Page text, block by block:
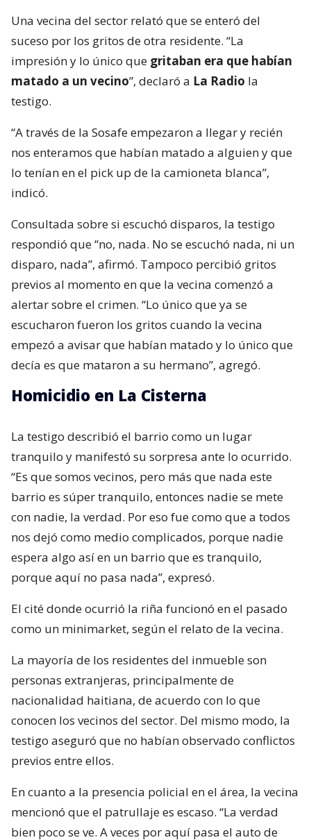
Una vecina del sector relató que se enteró del
suceso por los gritos de otra residente. “La
impresión y lo único que gritaban era que habían
matado a un vecino”, declaró a La Radio la
testigo.
“A través de la Sosafe empezaron a llegar y recién
nos enteramos que habían matado a alguien y que
lo tenían en el pick up de la camioneta blanca”,
indicó.
Consultada sobre si escuchó disparos, la testigo
respondió que “no, nada. No se escuchó nada, ni un
disparo, nada”, afirmó. Tampoco percibió gritos
previos al momento en que la vecina comenzó a
alertar sobre el crimen. “Lo único que ya se
escucharon fueron los gritos cuando la vecina
empezó a avisar que habían matado y lo único que
decía es que mataron a su hermano”, agregó.
Homicidio en La Cisterna
La testigo describió el barrio como un lugar
tranquilo y manifestó su sorpresa ante lo ocurrido.
“Es que somos vecinos, pero más que nada este
barrio es súper tranquilo, entonces nadie se mete
con nadie, la verdad. Por eso fue como que a todos
nos dejó como medio complicados, porque nadie
espera algo así en un barrio que es tranquilo,
porque aquí no pasa nada”, expresó.
El cité donde ocurrió la riña funcionó en el pasado
como un minimarket, según el relato de la vecina.
La mayoría de los residentes del inmueble son
personas extranjeras, principalmente de
nacionalidad haitiana, de acuerdo con lo que
conocen los vecinos del sector. Del mismo modo, la
testigo aseguró que no habían observado conflictos
previos entre ellos.
En cuanto a la presencia policial en el área, la vecina
mencionó que el patrullaje es escaso. “La verdad
bien poco se ve. A veces por aquí pasa el auto de